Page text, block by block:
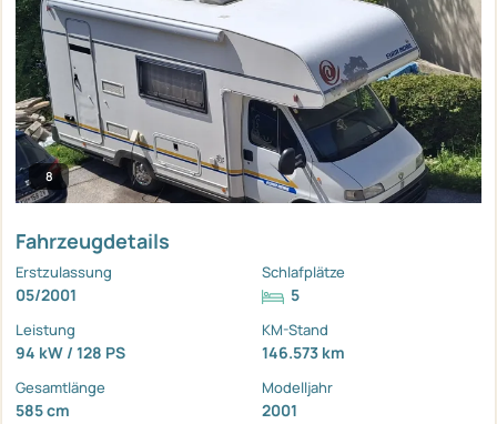
8
Fahrzeugdetails
Erstzulassung
05/2001
Schlafplätze
5
Leistung
94 kW / 128 PS
KM-Stand
146.573 km
Gesamtlänge
585 cm
Modelljahr
2001